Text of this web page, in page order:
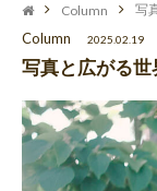
Column 写
Column 2025.02.19
写真と広がる